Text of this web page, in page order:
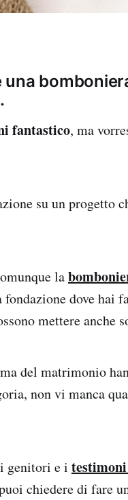
fantastico, ma
su un progetto
la
dove hai
mettere anche
del matrimonio
non vi manca
genitori e i
chiedere di fare